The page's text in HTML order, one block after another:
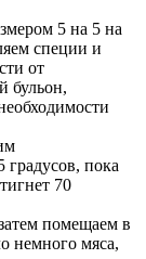
5 на 5 на
специи и
от
бульон,
градусов, пока
70
помещаем в
немного мяса,